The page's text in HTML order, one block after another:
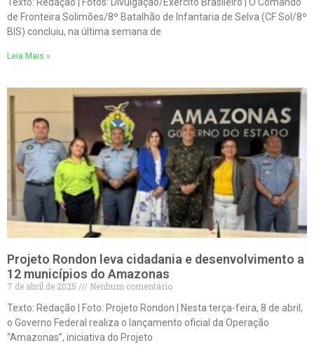
de Fronteira Solimões/8º Batalhão de Infantaria de Selva (CF Sol/8º
BIS) concluiu, na última semana de
Leia Mais »
Projeto Rondon leva cidadania e desenvolvimento a
12 municípios do Amazonas
7 de abril de 2025
Nenhum comentário
Texto: Redação | Foto: Projeto Rondon | Nesta terça-feira, 8 de abril,
o Governo Federal realiza o lançamento oficial da Operação
“Amazonas”, iniciativa do Projeto